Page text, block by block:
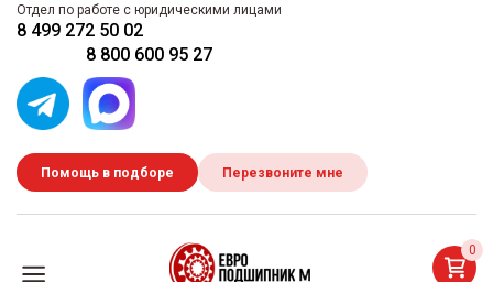
Отдел по работе с юридическими лицами
8 499 272 50 02
8 800 600 95 27
Помощь в подборе Перезвоните мне
0